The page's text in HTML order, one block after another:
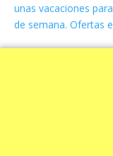
unas vacaciones
de semana. Ofertas